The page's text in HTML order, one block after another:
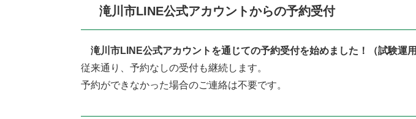
滝川市LINE公式アカウントからの予約受付
滝川市LINE公式アカウントを通じての予約受付を始めました！（試験運用
従来通り、予約なしの受付も継続します。
予約ができなかった場合のご連絡は不要です。